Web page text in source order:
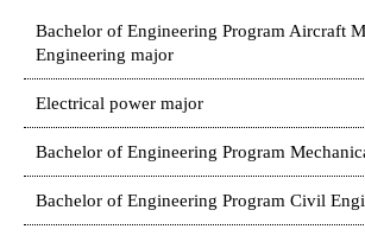
Bachelor of Engineering Program Aircraft
Engineering major
Electrical power major
Bachelor of Engineering Program
Bachelor of Engineering Program Civil